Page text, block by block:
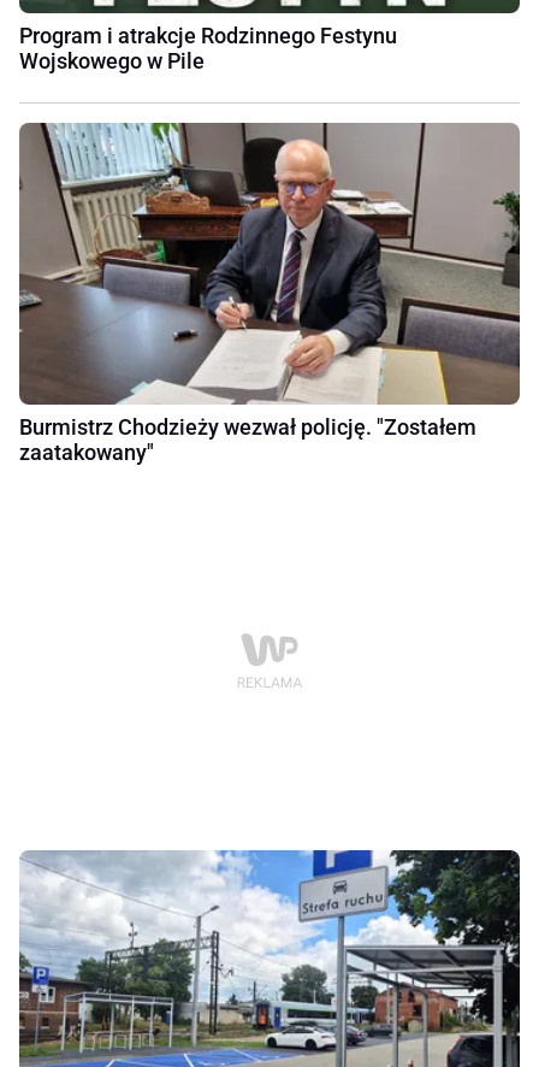
Program i atrakcje Rodzinnego Festynu
Wojskowego w Pile
Burmistrz Chodzieży wezwał policję. "Zostałem
zaatakowany"